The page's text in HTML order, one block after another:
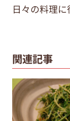
日々の料理に
関連記事